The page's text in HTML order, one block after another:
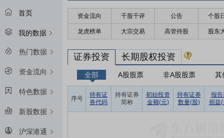
首页
我的数据
热门数据
资金流向
特色数据
新股数据
沪深港通
资金流向 千股千评 公告 个股
龙虎榜单 大宗交易 高管持股 股东
证券投资 长期股权投资
全部 A股股票 非A股股票 其
序号
持有证
券代码
持有证券
简称
初始投资
金额(元)
持有证券
数量(股)
报告
损益(